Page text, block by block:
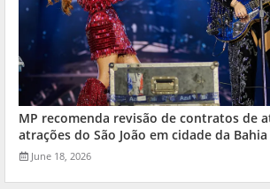
MP recomenda revisão de contratos de
atrações do São João em cidade da Bahia
June 18, 2026